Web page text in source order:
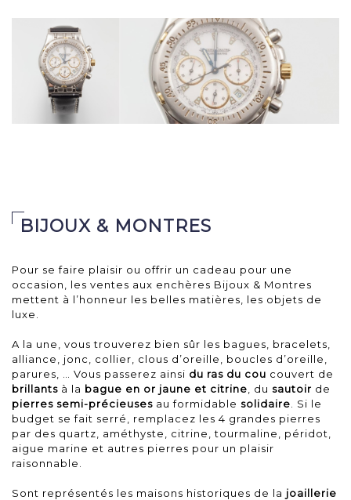
BIJOUX & MONTRES
Pour se faire plaisir ou offrir un cadeau pour une
occasion, les ventes aux enchères Bijoux & Montres
mettent à l’honneur les belles matières, les objets de
luxe.
A la une, vous trouverez bien sûr les bagues, bracelets,
alliance, jonc, collier, clous d’oreille, boucles d’oreille,
parures, … Vous passerez ainsi du ras du cou couvert de
brillants à la bague en or jaune et citrine , du sautoir de
pierres semi-précieuses au formidable solidaire . Si le
budget se fait serré, remplacez les 4 grandes pierres
par des quartz, améthyste, citrine, tourmaline, péridot,
aigue marine et autres pierres pour un plaisir
raisonnable.
Sont représentés les maisons historiques de la joaillerie